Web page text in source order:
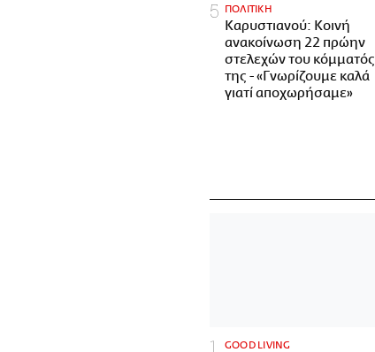
ΠΟΛΙΤΙΚΗ
Καρυστιανού: Κοινή
ανακοίνωση 22 πρώην
στελεχών του κόμματός
της - «Γνωρίζουμε καλά
γιατί αποχωρήσαμε»
GOOD LIVING